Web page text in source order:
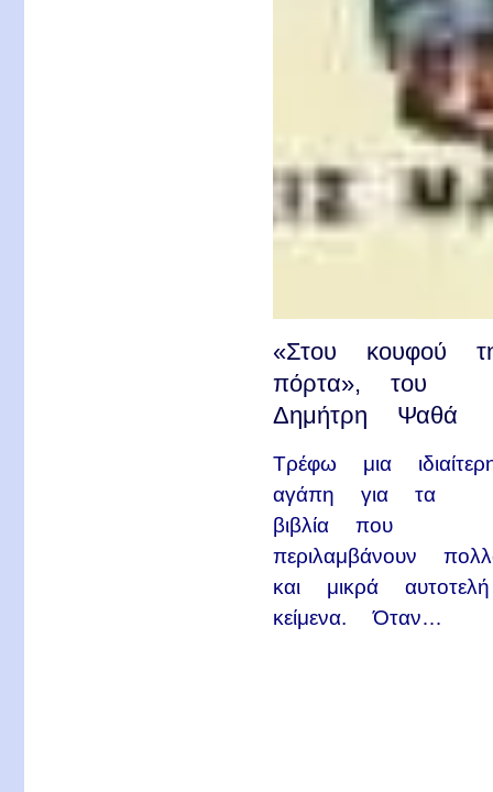
«Στου κουφού
πόρτα», του
Δημήτρη Ψαθά
Τρέφω μια
αγάπη για τα
βιβλία που
περιλαμβάνουν
και μικρά αυτοτελή
κείμενα. Όταν…